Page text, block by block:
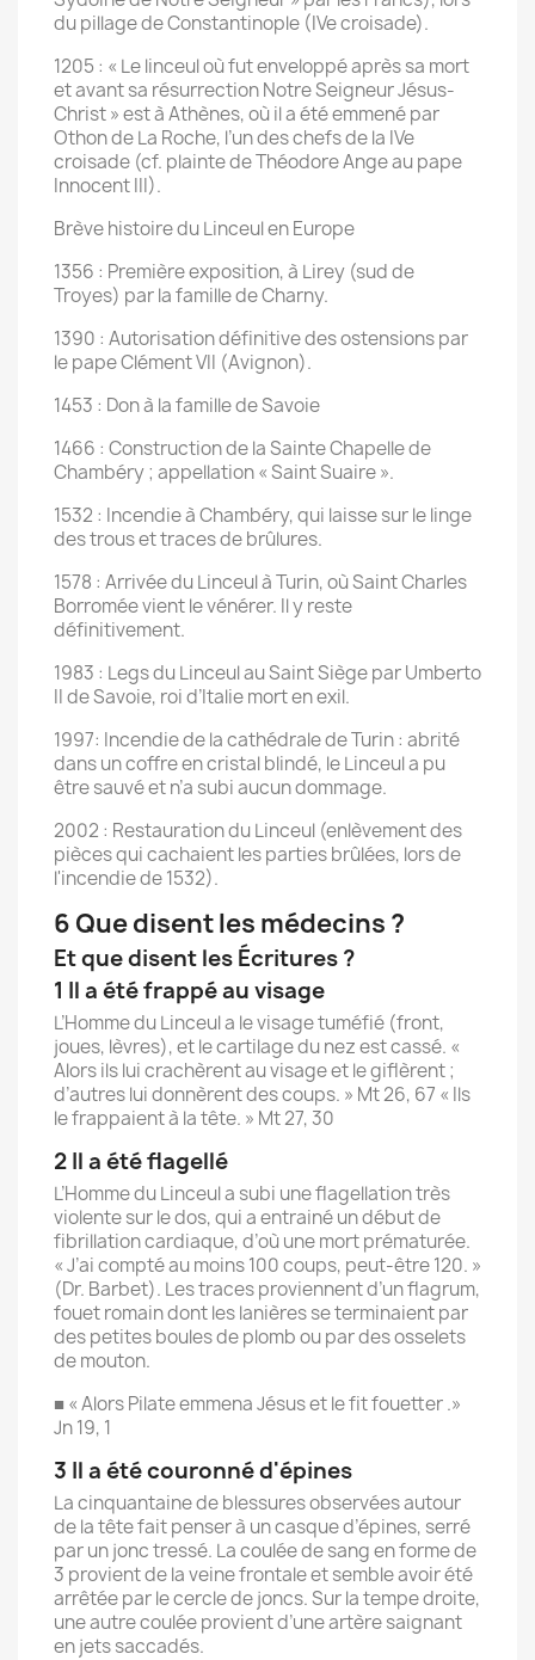
du pillage de Constantinople (IVe croisade).
1205 : « Le linceul où fut enveloppé après sa mort
et avant sa résurrection Notre Seigneur Jésus-
Christ » est à Athènes, où il a été emmené par
Othon de La Roche, l’un des chefs de la IVe
croisade (cf. plainte de Théodore Ange au pape
Innocent III).
Brève histoire du Linceul en Europe
1356 : Première exposition, à Lirey (sud de
Troyes) par la famille de Charny.
1390 : Autorisation définitive des ostensions par
le pape Clément VII (Avignon).
1453 : Don à la famille de Savoie
1466 : Construction de la Sainte Chapelle de
Chambéry ; appellation « Saint Suaire ».
1532 : Incendie à Chambéry, qui laisse sur le linge
des trous et traces de brûlures.
1578 : Arrivée du Linceul à Turin, où Saint Charles
Borromée vient le vénérer. Il y reste
définitivement.
1983 : Legs du Linceul au Saint Siège par Umberto
II de Savoie, roi d’Italie mort en exil.
1997: Incendie de la cathédrale de Turin : abrité
dans un coffre en cristal blindé, le Linceul a pu
être sauvé et n’a subi aucun dommage.
2002 : Restauration du Linceul (enlèvement des
pièces qui cachaient les parties brûlées, lors de
l'incendie de 1532).
6 Que disent les médecins ?
Et que disent les Écritures ?
1 Il a été frappé au visage
L’Homme du Linceul a le visage tuméfié (front,
joues, lèvres), et le cartilage du nez est cassé. «
Alors ils lui crachèrent au visage et le giflèrent ;
d’autres lui donnèrent des coups. » Mt 26, 67 « Ils
le frappaient à la tête. » Mt 27, 30
2 Il a été flagellé
L’Homme du Linceul a subi une flagellation très
violente sur le dos, qui a entrainé un début de
fibrillation cardiaque, d’où une mort prématurée.
« J’ai compté au moins 100 coups, peut-être 120. »
(Dr. Barbet). Les traces proviennent d’un flagrum,
fouet romain dont les lanières se terminaient par
des petites boules de plomb ou par des osselets
de mouton.
■ « Alors Pilate emmena Jésus et le fit fouetter .»
Jn 19, 1
3 Il a été couronné d'épines
La cinquantaine de blessures observées autour
de la tête fait penser à un casque d’épines, serré
par un jonc tressé. La coulée de sang en forme de
3 provient de la veine frontale et semble avoir été
arrêtée par le cercle de joncs. Sur la tempe droite,
une autre coulée provient d’une artère saignant
en jets saccadés.